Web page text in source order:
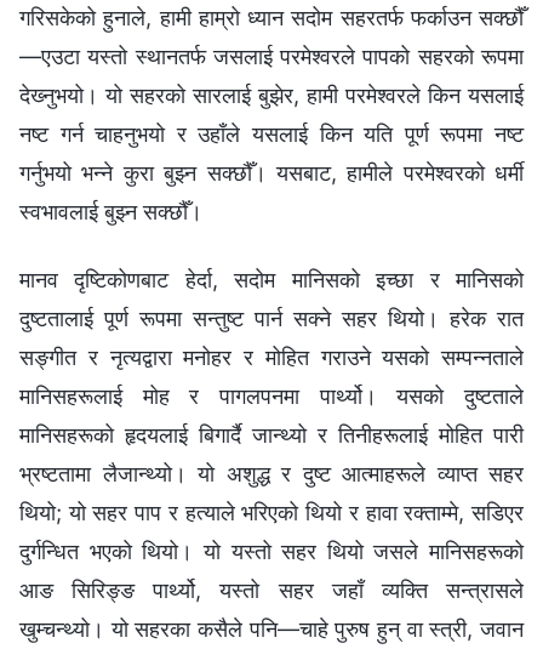
गरिसकेको हुनाले, हामी हाम्रो ध्यान सदोम सहरतर्फ फर्काउन सक्छौँ
—एउटा यस्तो स्थानतर्फ जसलाई परमेश्‍वरले पापको सहरको रूपमा
देख्‍नुभयो। यो सहरको सारलाई बुझेर, हामी परमेश्‍वरले किन यसलाई
नष्ट गर्न चाहनुभयो र उहाँले यसलाई किन यति पूर्ण रूपमा नष्ट
गर्नुभयो भन्‍ने कुरा बुझ्‍न सक्छौँ। यसबाट, हामीले परमेश्‍वरको धर्मी
स्वभावलाई बुझ्‍न सक्छौँ।
मानव दृष्टिकोणबाट हेर्दा, सदोम मानिसको इच्‍छा र मानिसको
दुष्टतालाई पूर्ण रूपमा सन्तुष्ट पार्न सक्‍ने सहर थियो। हरेक रात
सङ्गीत र नृत्यद्वारा मनोहर र मोहित गराउने यसको सम्‍पन्‍नताले
मानिसहरूलाई मोह र पागलपनमा पार्थ्यो। यसको दुष्टताले
मानिसहरूको हृदयलाई बिगार्दै जान्थ्यो र तिनीहरूलाई मोहित पारी
भ्रष्टतामा लैजान्थ्यो। यो अशुद्ध र दुष्ट आत्‍माहरूले व्याप्त सहर
थियो; यो सहर पाप र हत्याले भरिएको थियो र हावा रक्ताम्मे, सडिएर
दुर्गन्धित भएको थियो। यो यस्तो सहर थियो जसले मानिसहरूको
आङ सिरिङ्ङ पार्थ्यो, यस्तो सहर जहाँ व्यक्ति सन्त्रासले
खुम्चन्थ्यो। यो सहरका कसैले पनि—चाहे पुरुष हुन् वा स्त्री, जवान